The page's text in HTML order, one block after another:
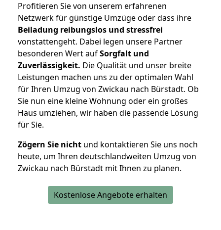
Profitieren Sie von unserem erfahrenen
Netzwerk für günstige Umzüge oder dass ihre
Beiladung reibungslos und stressfrei
vonstattengeht. Dabei legen unsere Partner
besonderen Wert aufSorgfalt und
Zuverlässigkeit. Die Qualität und unser breite
Leistungen machen uns zu der optimalen Wahl
für Ihren Umzug von Zwickau nach Bürstadt. Ob
Sie nun eine kleine Wohnung oder ein großes
Haus umziehen, wir haben die passende Lösung
für Sie.
Zögern Sie nicht und kontaktieren Sie uns noch
heute, um Ihren deutschlandweiten Umzug von
Zwickau nach Bürstadt mit Ihnen zu planen.
Kostenlose Angebote erhalten